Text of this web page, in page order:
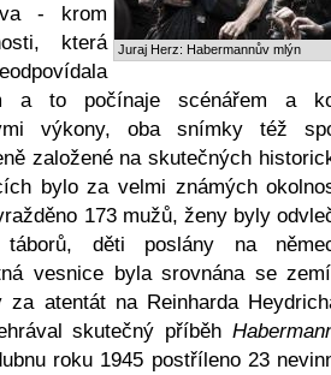
Juraj Herz: Habermannův mlýn
- krom
která
a to počínaje scénářem a
výkony, oba snímky též
založené na skutečných
bylo za velmi známých
173 mužů, ženy byly
táborů, děti poslány na
vesnice byla srovnána se
atentát na Reinharda
skutečný příběh
roku 1945 postříleno 23